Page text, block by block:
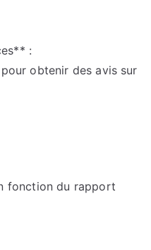
:
obtenir des avis sur
fonction du rapport